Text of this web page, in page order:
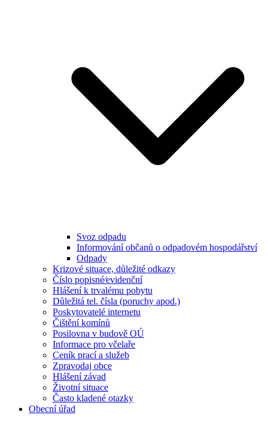
Svoz odpadu
Informování občanů o odpadovém hospodářství
Odpady
Krizové situace, důležité odkazy
Číslo popisné⁄evidenční
Hlášení k trvalému pobytu
Důležitá tel. čísla (poruchy apod.)
Poskytovatelé internetu
Čištění komínů
Posilovna v budově OÚ
Informace pro včelaře
Ceník prací a služeb
Zpravodaj obce
Hlášení závad
Životní situace
Často kladené otazky
Obecní úřad